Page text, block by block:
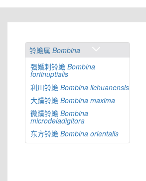
铃蟾属 Bombina
强婚刺铃蟾 Bombina
fortinuptialis
利川铃蟾 Bombina lichuanensis
大蹼铃蟾 Bombina maxima
微蹼铃蟾 Bombina
microdeladigitora
东方铃蟾 Bombina orientalis